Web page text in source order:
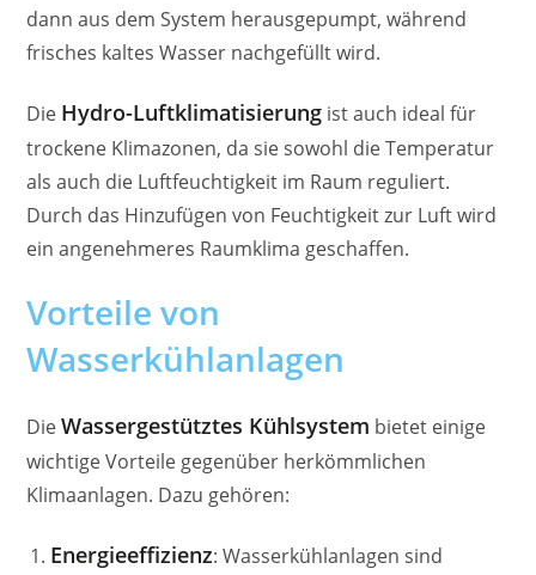
dann aus dem System herausgepumpt, während
frisches kaltes Wasser nachgefüllt wird.
Die Hydro-Luftklimatisierung ist auch ideal für
trockene Klimazonen, da sie sowohl die Temperatur
als auch die Luftfeuchtigkeit im Raum reguliert.
Durch das Hinzufügen von Feuchtigkeit zur Luft wird
ein angenehmeres Raumklima geschaffen.
Vorteile von
Wasserkühlanlagen
DieWassergestütztes Kühlsystem bietet einige
wichtige Vorteile gegenüber herkömmlichen
Klimaanlagen. Dazu gehören:
Energieeffizienz: Wasserkühlanlagen sind